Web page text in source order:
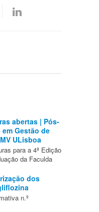
abertas | Pós-
Gestão de
ULisboa
para a 4ª Edição
da Faculda
dos
n.º